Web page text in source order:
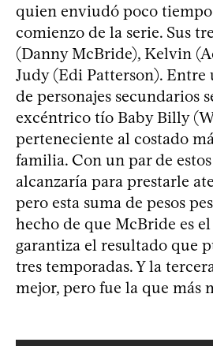
quien enviudó poco
comienzo de la serie. Sus
(Danny McBride), Kelvin
Judy (Edi Patterson).
de personajes secundarios
excéntrico tío Baby Billy
perteneciente al costado
familia. Con un par de
alcanzaría para prestarle
pero esta suma de pesos
hecho de que McBride es
garantiza el resultado que
tres temporadas. Y la
mejor, pero fue la que más